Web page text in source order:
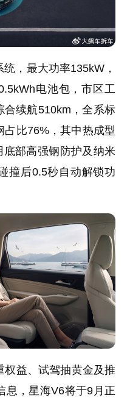
，最大功率135kW，
电池包，市区工
合续航510km，全系标
比76%，其中热成型
部高强钢防护及纳米
撞后0.5秒自动解锁功
权益、试驾抽黄金及推
息，星海V6将于9月正